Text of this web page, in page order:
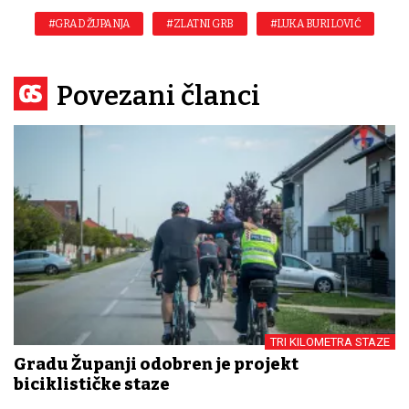
#GRAD ŽUPANJA #ZLATNI GRB #LUKA BURILOVIĆ
Povezani članci
TRI KILOMETRA STAZE
Gradu Županji odobren je projekt
biciklističke staze